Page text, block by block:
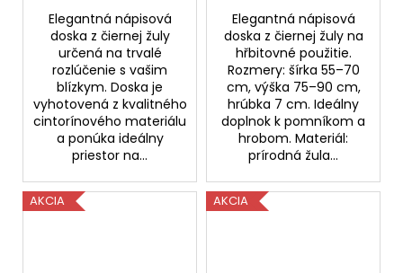
Elegantná nápisová
doska z čiernej žuly
určená na trvalé
rozlúčenie s vašim
blízkym. Doska je
vyhotovená z kvalitného
cintorínového materiálu
a ponúka ideálny
priestor na...
Elegantná nápisová
doska z čiernej žuly na
hřbitovné použitie.
Rozmery: šírka 55–70
cm, výška 75–90 cm,
hrúbka 7 cm. Ideálny
doplnok k pomníkom a
hrobom. Materiál:
prírodná žula...
AKCIA AKCIA